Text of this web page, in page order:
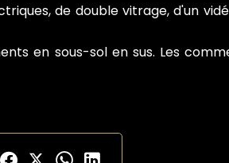
de double vitrage, d'un
en sous-sol en sus. Les